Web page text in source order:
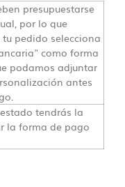
presupuestarse
por lo que
pedido selecciona
como forma
podamos adjuntar
antes
tendrás la
la forma de pago